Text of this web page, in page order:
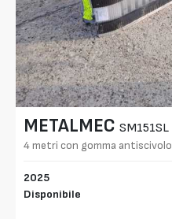
METALMEC SM151SL
4 metri con gomma antiscivolo
2025
Disponibile